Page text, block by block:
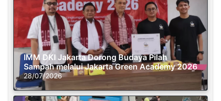
IMM DKI Jakarta Dorong Budaya Pilah
Sampah melalui Jakarta Green Academy 2026
28/07/2026